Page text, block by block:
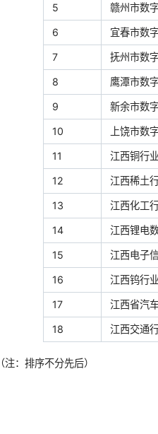
5 赣州市数
6 宜春市数
7 抚州市数
8 鹰潭市数
9 新余市数
10 上饶市数
11 江西铜行
12 江西稀土
13 江西化工
14 江西锂电
15 江西电子
16 江西钨行
17 江西省汽
18 江西交通
（注：排序不分先后）